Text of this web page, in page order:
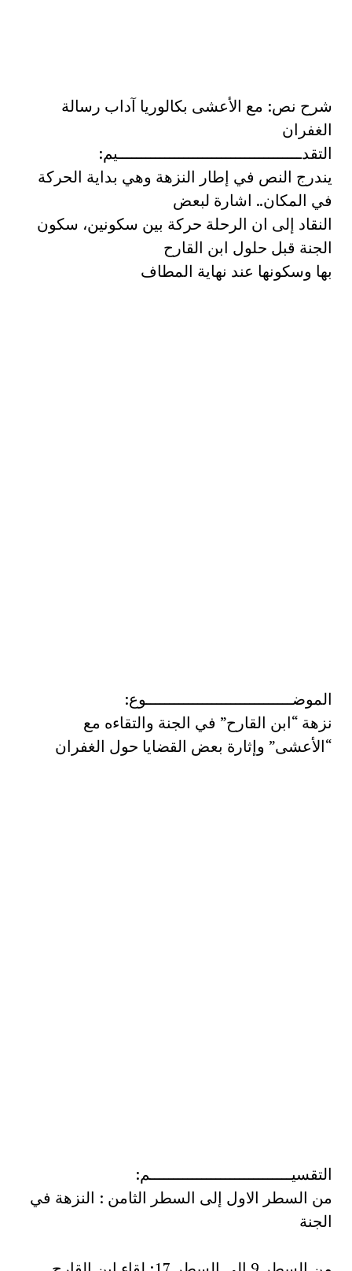
شرح نص: مع الأعشى بكالوريا آداب رسالة
الغفران
التقدـــــــــــــــــــــــــــــــــــــــيم:
يندرج النص في إطار النزهة وهي بداية الحركة
في المكان.. اشارة لبعض
النقاد إلى ان الرحلة حركة بين سكونين، سكون
الجنة قبل حلول ابن القارح
بها وسكونها عند نهاية المطاف
الموضـــــــــــــــــــــــــــــــوع:
نزهة “ابن القارح” في الجنة والتقاءه مع
“الأعشى” وإثارة بعض القضايا حول الغفران
التقسيــــــــــــــــــــــــــــــم:
من السطر الاول إلى السطر الثامن : النزهة في
الجنة